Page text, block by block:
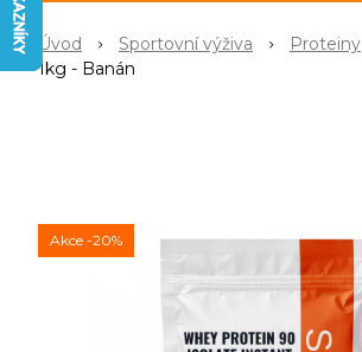
Úvod Sportovní výživa Proteiny
1kg - Banán
Akce -20%